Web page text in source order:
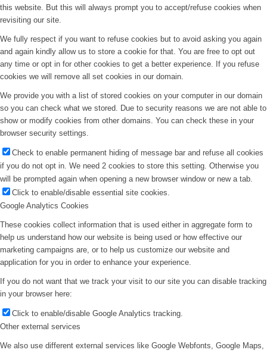
this website. But this will always prompt you to accept/refuse cookies when
revisiting our site.
We fully respect if you want to refuse cookies but to avoid asking you again
and again kindly allow us to store a cookie for that. You are free to opt out
any time or opt in for other cookies to get a better experience. If you refuse
cookies we will remove all set cookies in our domain.
We provide you with a list of stored cookies on your computer in our domain
so you can check what we stored. Due to security reasons we are not able to
show or modify cookies from other domains. You can check these in your
browser security settings.
Check to enable permanent hiding of message bar and refuse all cookies
if you do not opt in. We need 2 cookies to store this setting. Otherwise you
will be prompted again when opening a new browser window or new a tab.
Click to enable/disable essential site cookies.
Google Analytics Cookies
These cookies collect information that is used either in aggregate form to
help us understand how our website is being used or how effective our
marketing campaigns are, or to help us customize our website and
application for you in order to enhance your experience.
If you do not want that we track your visit to our site you can disable tracking
in your browser here:
Click to enable/disable Google Analytics tracking.
Other external services
We also use different external services like Google Webfonts, Google Maps,